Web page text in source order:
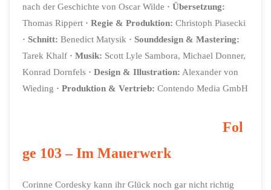
nach der Geschichte von Oscar Wilde · Übersetzung:
Thomas Rippert · Regie & Produktion: Christoph Piasecki
· Schnitt: Benedict Matysik · Sounddesign & Mastering:
Tarek Khalf · Musik: Scott Lyle Sambora, Michael Donner,
Konrad Dornfels · Design & Illustration: Alexander von
Wieding · Produktion & Vertrieb: Contendo Media GmbH
Fol
ge 103 – Im Mauerwerk
Corinne Cordesky kann ihr Glück noch gar nicht richtig